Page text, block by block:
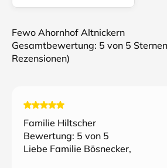
Fewo Ahornhof Altnickern
Gesamtbewertung: 5 von 5
Rezensionen)
Familie Hiltscher
Bewertung: 5 von 5
Liebe Familie Bösnecker,